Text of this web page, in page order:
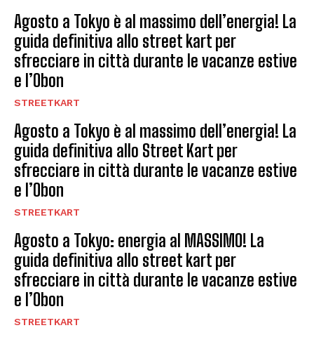
Agosto a Tokyo è al massimo dell’energia! La
guida definitiva allo street kart per
sfrecciare in città durante le vacanze estive
e l’Obon
STREETKART
Agosto a Tokyo è al massimo dell’energia! La
guida definitiva allo Street Kart per
sfrecciare in città durante le vacanze estive
e l’Obon
STREETKART
Agosto a Tokyo: energia al MASSIMO! La
guida definitiva allo street kart per
sfrecciare in città durante le vacanze estive
e l’Obon
STREETKART